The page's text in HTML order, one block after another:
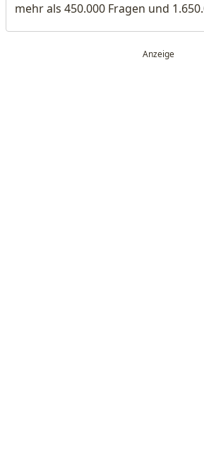
mehr als 450.000 Fragen und